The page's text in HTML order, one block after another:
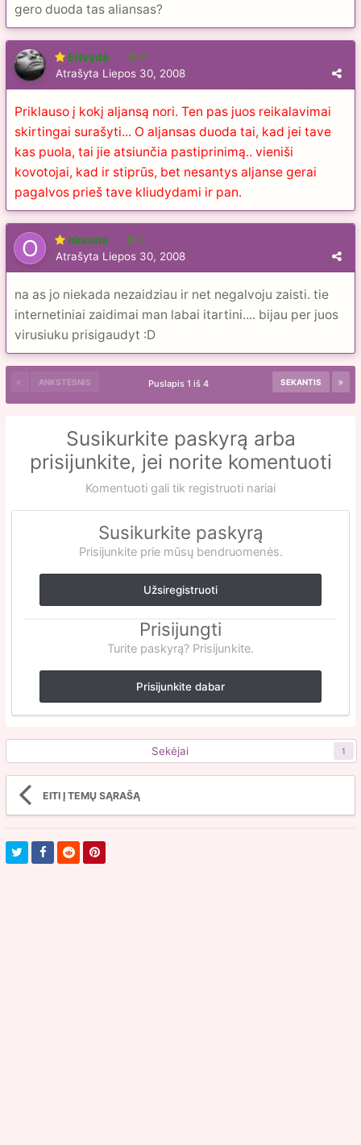
gero duoda tas aliansas?
Eitvydė 6
Atrašyta Liepos 30, 2008
Priklauso į kokį aljansą nori. Ten pas juos reikalavimai
skirtingai surašyti... O aljansas duoda tai, kad jei tave
kas puola, tai jie atsiunčia pastiprinimą.. vieniši
kovotojai, kad ir stiprūs, bet nesantys aljanse gerai
pagalvos prieš tave kliudydami ir pan.
oksana 2
Atrašyta Liepos 30, 2008
na as jo niekada nezaidziau ir net negalvoju zaisti. tie
internetiniai zaidimai man labai itartini.... bijau per juos
virusiuku prisigaudyt :D
ANKSTESNIS SEKANTIS
Puslapis 1 iš 4
Susikurkite paskyrą arba
prisijunkite, jei norite komentuoti
Komentuoti gali tik registruoti nariai
Susikurkite paskyrą
Prisijunkite prie mūsų bendruomenės.
Užsiregistruoti
Prisijungti
Turite paskyrą? Prisijunkite.
Prisijunkite dabar
Sekėjai 1
EITI Į TEMŲ SĄRAŠĄ